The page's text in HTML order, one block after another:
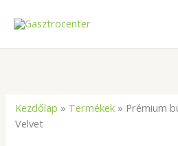
Kezdőlap » Termékek » Prémium
Velvet